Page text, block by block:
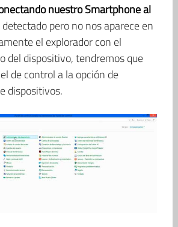
nuestro Smartphone al
detectado pero no nos aparece en
el explorador con el
del dispositivo, tendremos que
de control a la opción de
dispositivos.